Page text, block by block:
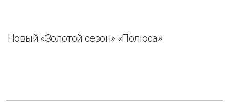
Новый «Золотой сезон» «Полюса»